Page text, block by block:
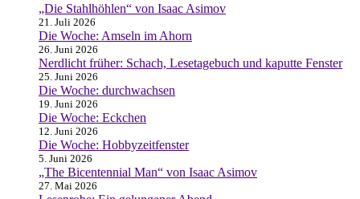
„Die Stahlhöhlen“ von Isaac Asimov
21. Juli 2026
Die Woche: Amseln im Ahorn
26. Juni 2026
Nerdlicht früher: Schach, Lesetagebuch und kaputte Fenster
25. Juni 2026
Die Woche: durchwachsen
19. Juni 2026
Die Woche: Eckchen
12. Juni 2026
Die Woche: Hobbyzeitfenster
5. Juni 2026
„The Bicentennial Man“ von Isaac Asimov
27. Mai 2026